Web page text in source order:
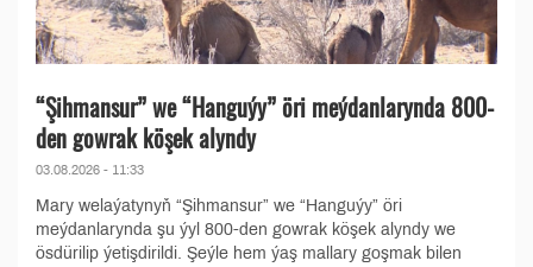
“Şihmansur” we “Hanguýy” öri meýdanlarynda 800-
den gowrak köşek alyndy
03.08.2026 - 11:33
Mary welaýatynyň “Şihmansur” we “Hanguýy” öri
meýdanlarynda şu ýyl 800-den gowrak köşek alyndy we
ösdürilip ýetişdirildi. Şeýle hem ýaş mallary goşmak bilen